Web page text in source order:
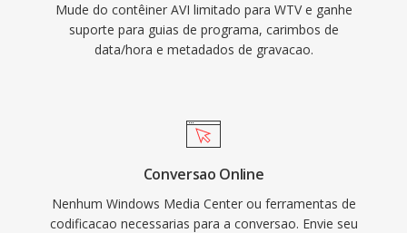
Mude do contêiner AVI limitado para WTV e ganhe
suporte para guias de programa, carimbos de
data/hora e metadados de gravacao.
Conversao Online
Nenhum Windows Media Center ou ferramentas de
codificacao necessarias para a conversao. Envie seu